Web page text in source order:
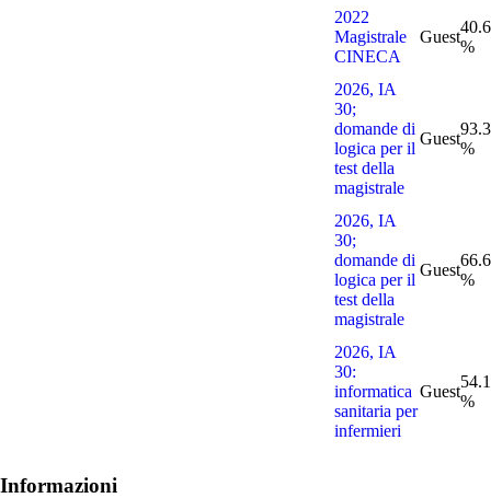
2022
Magistrale
CINECA
Guest
%
2026, IA
30;
domande di
logica per il
test della
magistrale
Guest
%
2026, IA
30;
domande di
logica per il
test della
magistrale
Guest
%
2026, IA
30:
informatica
sanitaria per
infermieri
Guest
%
Informazioni